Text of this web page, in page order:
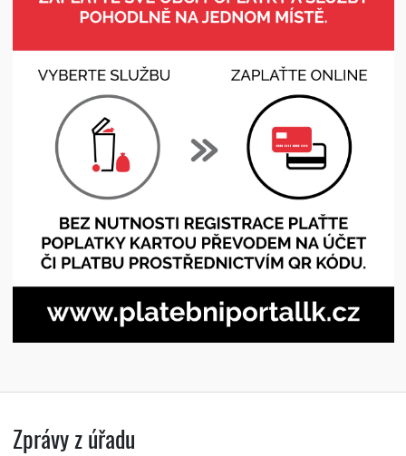
Zprávy z úřadu